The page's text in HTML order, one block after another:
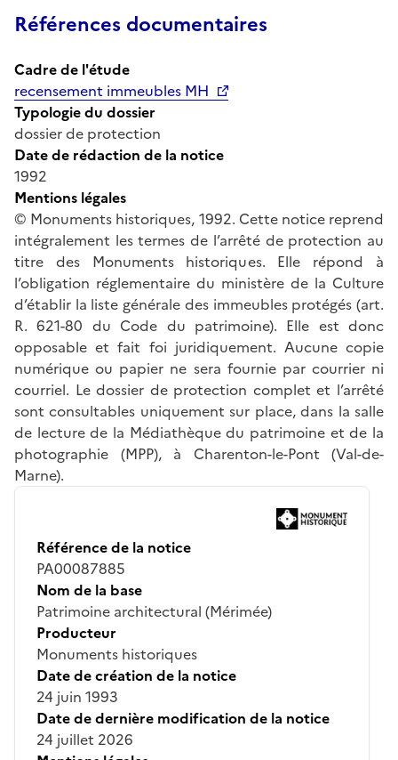
Références documentaires
Cadre de l'étude
recensement immeubles MH
Typologie du dossier
dossier de protection
Date de rédaction de la notice
1992
Mentions légales
© Monuments historiques, 1992. Cette notice reprend
intégralement les termes de l’arrêté de protection au
titre des Monuments historiques. Elle répond à
l’obligation réglementaire du ministère de la Culture
d’établir la liste générale des immeubles protégés (art.
R. 621-80 du Code du patrimoine). Elle est donc
opposable et fait foi juridiquement. Aucune copie
numérique ou papier ne sera fournie par courrier ni
courriel. Le dossier de protection complet et l’arrêté
sont consultables uniquement sur place, dans la salle
de lecture de la Médiathèque du patrimoine et de la
photographie (MPP), à Charenton-le-Pont (Val-de-
Marne).
Référence de la notice
PA00087885
Nom de la base
Patrimoine architectural (Mérimée)
Producteur
Monuments historiques
Date de création de la notice
24 juin 1993
Date de dernière modification de la notice
24 juillet 2026